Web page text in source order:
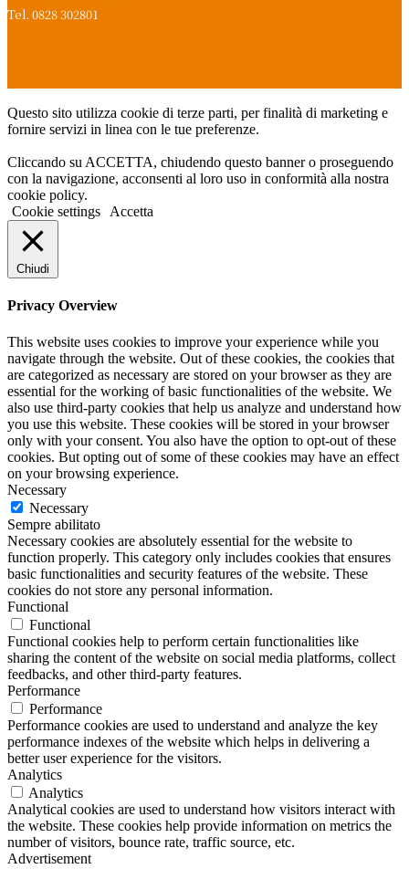
Tel. 0828 302801
Questo sito utilizza cookie di terze parti, per finalità di marketing e
fornire servizi in linea con le tue preferenze.
Cliccando su ACCETTA, chiudendo questo banner o proseguendo
con la navigazione, acconsenti al loro uso in conformità alla nostra
cookie policy.
Cookie settings
Accetta
Chiudi
Privacy Overview
This website uses cookies to improve your experience while you
navigate through the website. Out of these cookies, the cookies that
are categorized as necessary are stored on your browser as they are
essential for the working of basic functionalities of the website. We
also use third-party cookies that help us analyze and understand how
you use this website. These cookies will be stored in your browser
only with your consent. You also have the option to opt-out of these
cookies. But opting out of some of these cookies may have an effect
on your browsing experience.
Necessary
Necessary
Sempre abilitato
Necessary cookies are absolutely essential for the website to
function properly. This category only includes cookies that ensures
basic functionalities and security features of the website. These
cookies do not store any personal information.
Functional
Functional
Functional cookies help to perform certain functionalities like
sharing the content of the website on social media platforms, collect
feedbacks, and other third-party features.
Performance
Performance
Performance cookies are used to understand and analyze the key
performance indexes of the website which helps in delivering a
better user experience for the visitors.
Analytics
Analytics
Analytical cookies are used to understand how visitors interact with
the website. These cookies help provide information on metrics the
number of visitors, bounce rate, traffic source, etc.
Advertisement